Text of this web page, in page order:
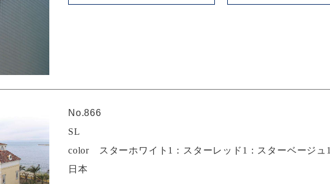
No.866
SL
color スターホワイト1：スターレッド1：スターベージュ1
日本